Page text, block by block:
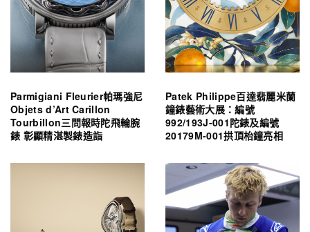
Parmigiani Fleurier帕瑪強尼
Objets d’Art Carillon
Tourbillon三問報時陀飛輪腕
錶 彰顯精湛製錶造詣
Patek Philippe百達翡麗米蘭
鐘錶藝術大展：編號
992/193J-001陀錶及編號
20179M-001拱頂枱鐘亮相